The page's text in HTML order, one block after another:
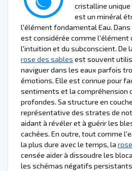
cristalline
est un minéral
l'élément fondamental Eau.
est considérée comme l'élément
l'intuition et du subconscient. De
rose des sables est souvent
naviguer dans les eaux parfois
émotions. Elle est connue pour
sentiments et la compréhension
profondes. Sa structure en
représentative des strates de
aidant à révéler et à guérir les
cachées. En outre, tout comme
la plus dure avec le temps, la
censée aider à dissoudre les
les schémas négatifs